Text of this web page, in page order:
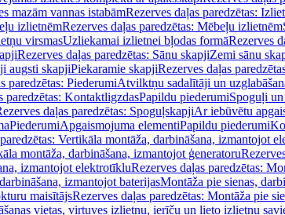
mazām vannas istabāmRezerves daļas paredzētas:
izlietnēmRezerves daļas paredzētas: Mēbeļu izlietnēm
virsmasUzliekamai izlietnei bļodas formāRezerves
Rezerves daļas paredzētas: Sānu skapjiZemi sānu
augsti skapjiPiekaramie skapjiRezerves daļas
paredzētas: PiederumiAtvilktņu sadalītāji un
paredzētas: KontaktligzdasPapildu piederumiSpoguļi
daļas paredzētas: SpoguļskapjiAr iebūvētu
PiederumiApgaismojuma elementiPapildu piederumi
Vertikāla montāža, darbināšana, izmantojot
montāža, darbināšana, izmantojot ģeneratoru
izmantojot elektrotīkluRezerves daļas paredzētas:
izmantojot baterijasMontāža pie sienas,
maisītājsRezerves daļas paredzētas: Montāža pie
vietas, virtuves izlietņu, ierīču un lieto izlietņu